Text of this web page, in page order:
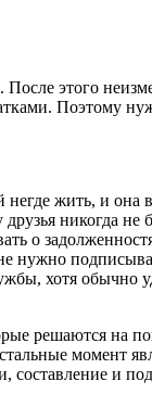
После этого
Поэтому
жить, и она
никогда не
о
нужно
хотя обычно
решаются на
момент
составление и